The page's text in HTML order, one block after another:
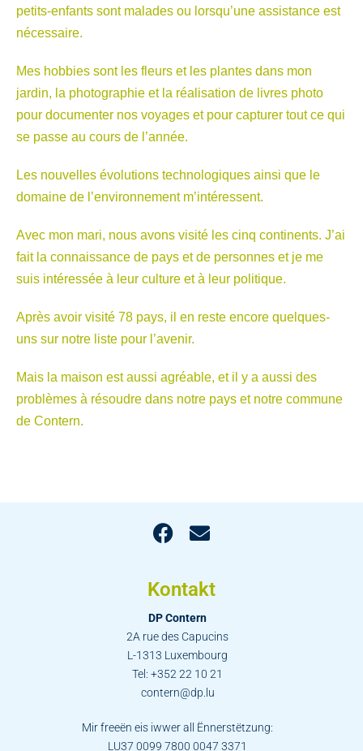
petits-enfants sont malades ou lorsqu’une assistance est
nécessaire.
Mes hobbies sont les fleurs et les plantes dans mon
jardin, la photographie et la réalisation de livres photo
pour documenter nos voyages et pour capturer tout ce qui
se passe au cours de l’année.
Les nouvelles évolutions technologiques ainsi que le
domaine de l’environnement m’intéressent.
Avec mon mari, nous avons visité les cinq continents. J’ai
fait la connaissance de pays et de personnes et je me
suis intéressée à leur culture et à leur politique.
Après avoir visité 78 pays, il en reste encore quelques-
uns sur notre liste pour l’avenir.
Mais la maison est aussi agréable, et il y a aussi des
problèmes à résoudre dans notre pays et notre commune
de Contern.
Kontakt
DP Contern
2A rue des Capucins
L-1313 Luxembourg
Tel: +352 22 10 21
contern@dp.lu
Mir freeën eis iwwer all Ënnerstëtzung:
LU37 0099 7800 0047 3371